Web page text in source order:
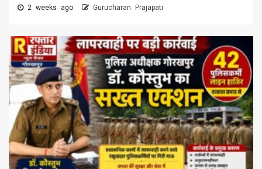
2 weeks ago Gurucharan Prajapati